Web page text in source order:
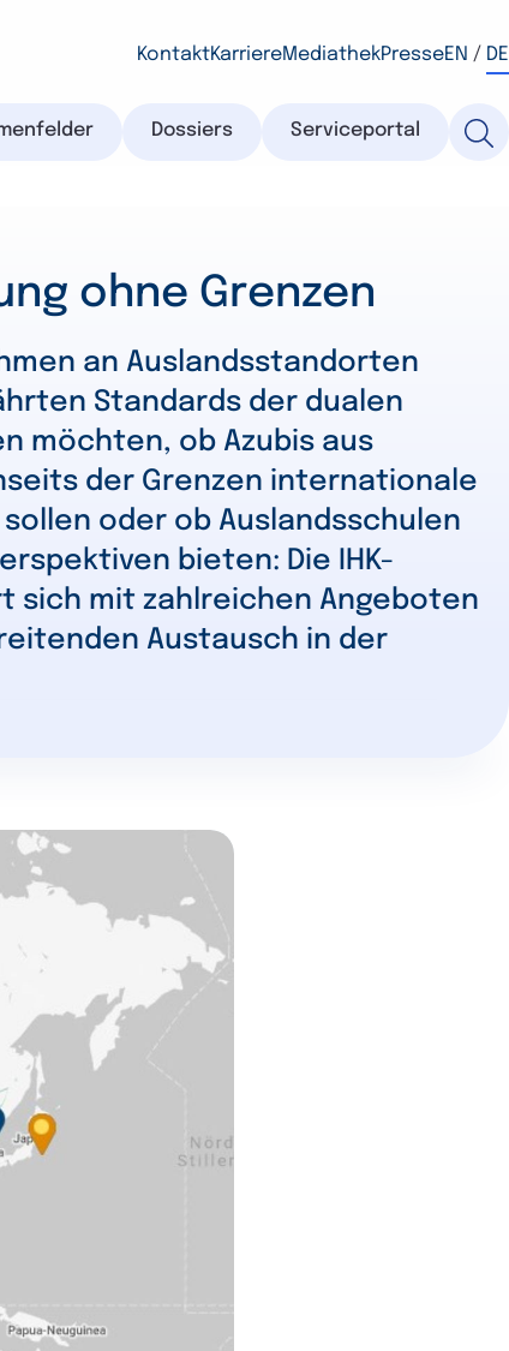
KontaktKarriereMediathekPresseEN / DE
Dossiers Serviceportal
ohne Grenzen
an Auslandsstandorten
Standards der dualen
möchten, ob Azubis aus
der Grenzen internationale
oder ob Auslandsschulen
bieten: Die IHK-
sich mit zahlreichen Angeboten
Austausch in der